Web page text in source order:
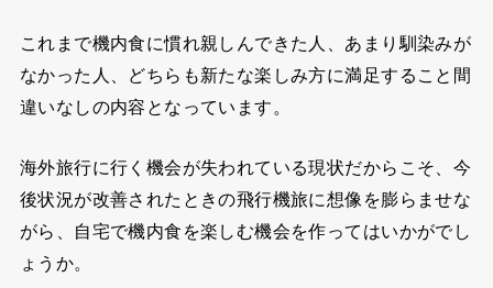
これまで機内食に慣れ親しんできた人、あまり馴染みが
なかった人、どちらも新たな楽しみ方に満足すること間
違いなしの内容となっています。
海外旅行に行く機会が失われている現状だからこそ、今
後状況が改善されたときの飛行機旅に想像を膨らませな
がら、自宅で機内食を楽しむ機会を作ってはいかがでし
ょうか。